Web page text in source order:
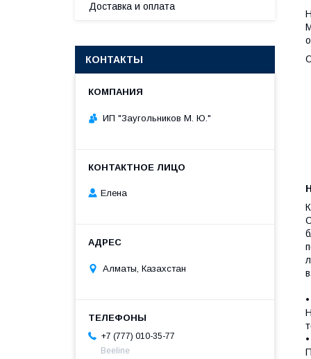
•
•
Доставка и оплата
КОНТАКТЫ
ИП "Заугольников М. Ю."
Елена
Алматы, Казахстан
+7 (777) 010-35-77
Beeline